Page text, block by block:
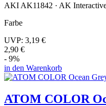
AKI AK11842 · AK
Farbe
UVP: 3,19 €
2,90 €
- 9%
in den Warenkorb
ATOM COLOR